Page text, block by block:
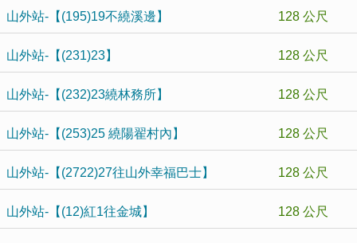
山外站-【(195)19不繞溪邊】 128 公尺
山外站-【(231)23】 128 公尺
山外站-【(232)23繞林務所】 128 公尺
山外站-【(253)25 繞陽翟村內】 128 公尺
山外站-【(2722)27往山外幸福巴士】 128 公尺
山外站-【(12)紅1往金城】 128 公尺